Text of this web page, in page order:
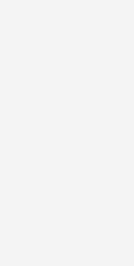
في الافكار المبتكرة
وأشياء ترند 🚚 شحن مباشر لبيتك داخل…